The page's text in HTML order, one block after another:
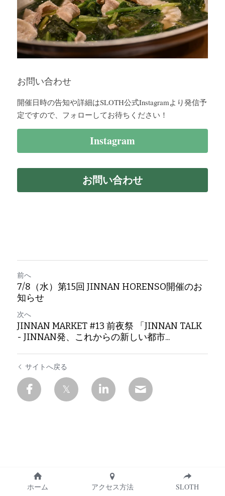
お問い合わせ
開催日時の告知や詳細はSLOTH公式Instagramより発信予
定ですので、フォローしてお待ちください！
Instagram
お問い合わせ
前へ
7/8（水）第15回 JINNAN HORENSO開催のお
知らせ
次へ
JINNAN MARKET #13 前夜祭 「JINNAN TALK
- JINNAN発、これからの新しい都市...
サイトへ戻る
ホーム アクセス方法 SLOTH